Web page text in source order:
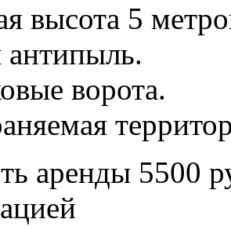
высота 5
ворота.
аренды 5500